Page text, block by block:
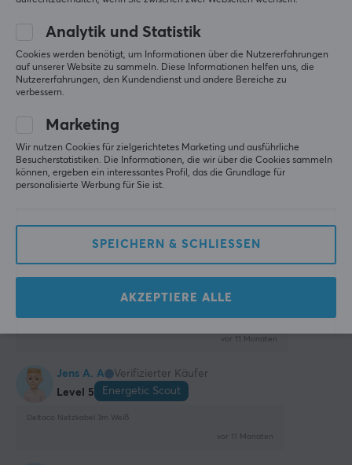
GRÖSSE UND GEWICHT
Kabellänge
0.5 meterSven-Ove J
Verifizierter Käufer
Level 5
Easy Scout
Es war die perfekte Länge für meine Bedürfnisse
Richtige Länge
Keine
Original anzeigen
Jens A. A
Verifizierter Käufer
Energetic Scout
Deltaco Netzkabel 10m Weiß
vor 11 Monaten
Jens A. A
Verifizierter Käufer
Level 5
Energetic Scout
Deltaco Netzkabel 3m Weiß
vor 11 Monaten
Analytik und Statistik
Cookies werden benötigt, um Informationen über die Nutzererfahrungen
auf unserer Website zu sammeln. Diese Informationen helfen uns, die
Nutzererfahrungen, den Kundendienst und andere Bereiche zu
verbessern.
Marketing
Wir nutzen Cookies für zielgerichtetes Marketing und ausführliche
Besucherstatistiken. Die Informationen, die wir über die Cookies sammeln
können, ergeben ein interessantes Profil, das die Grundlage für
personalisierte Werbung für Sie ist.
SPEICHERN & SCHLIESSEN
AKZEPTIERE ALLE